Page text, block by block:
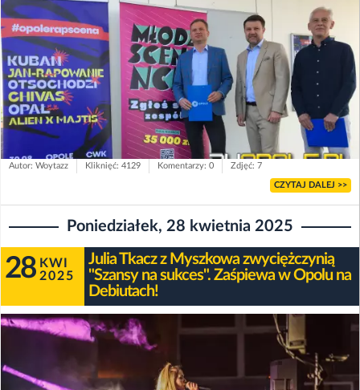
Autor: Woytazz Kliknięć: 4129 Komentarzy: 0 Zdjęć: 7
CZYTAJ DALEJ >>
Poniedziałek, 28 kwietnia 2025
28 KWI
2025
Julia Tkacz z Myszkowa zwyciężczynią
"Szansy na sukces". Zaśpiewa w Opolu na
Debiutach!